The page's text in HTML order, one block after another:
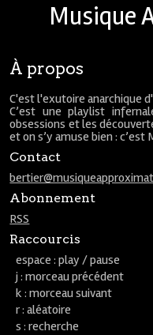
Musique
À propos
C'est l'exutoire anarchique
C’est une playlist
obsessions et les
et on s’y amuse bien :
Contact
Abonnement
RSS
Raccourcis
espace : play / pause
j : morceau précédent
k : morceau suivant
r : aléatoire
s : recherche